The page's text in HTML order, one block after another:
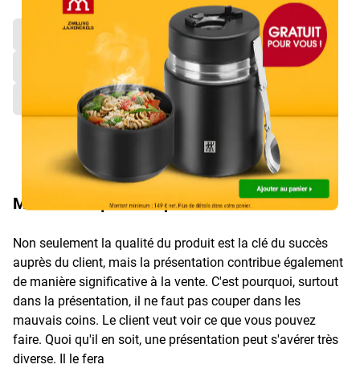
Desserte projection & support projecteur
Écrans de projection Films de rétroprojection
Vidéoprojecteurs
Montrer ce que vous pouvez faire
Non seulement la qualité du produit est la clé du succès
auprès du client, mais la présentation contribue également
de manière significative à la vente. C'est pourquoi, surtout
dans la présentation, il ne faut pas couper dans les
mauvais coins. Le client veut voir ce que vous pouvez
faire. Quoi qu'il en soit, une présentation peut s'avérer très
diverse. Il le fera